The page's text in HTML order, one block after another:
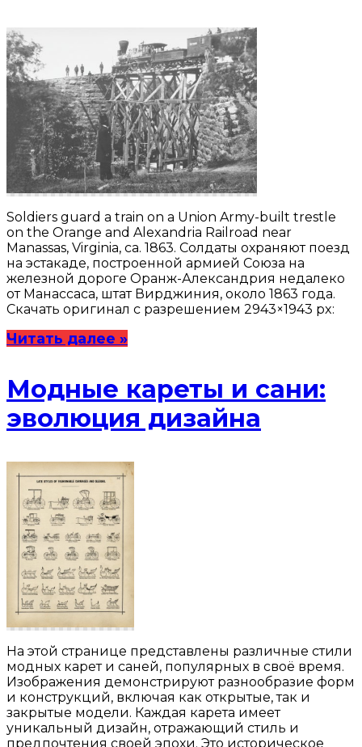
Soldiers guard a train on a Union Army-built trestle
on the Orange and Alexandria Railroad near
Manassas, Virginia, ca. 1863. Солдаты охраняют поезд
на эстакаде, построенной армией Союза на
железной дороге Оранж-Александрия недалеко
от Манассаса, штат Вирджиния, около 1863 года.
Скачать оригинал с разрешением 2943×1943 px:
Читать далее »
Модные кареты и сани:
эволюция дизайна
На этой странице представлены различные стили
модных карет и саней, популярных в своё время.
Изображения демонстрируют разнообразие форм
и конструкций, включая как открытые, так и
закрытые модели. Каждая карета имеет
уникальный дизайн, отражающий стиль и
предпочтения своей эпохи. Это историческое